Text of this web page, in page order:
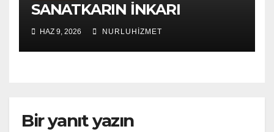
SANATKARIN İNKARI
HAZ 9, 2026 NURLUHIZMET
Bir yanıt yazın